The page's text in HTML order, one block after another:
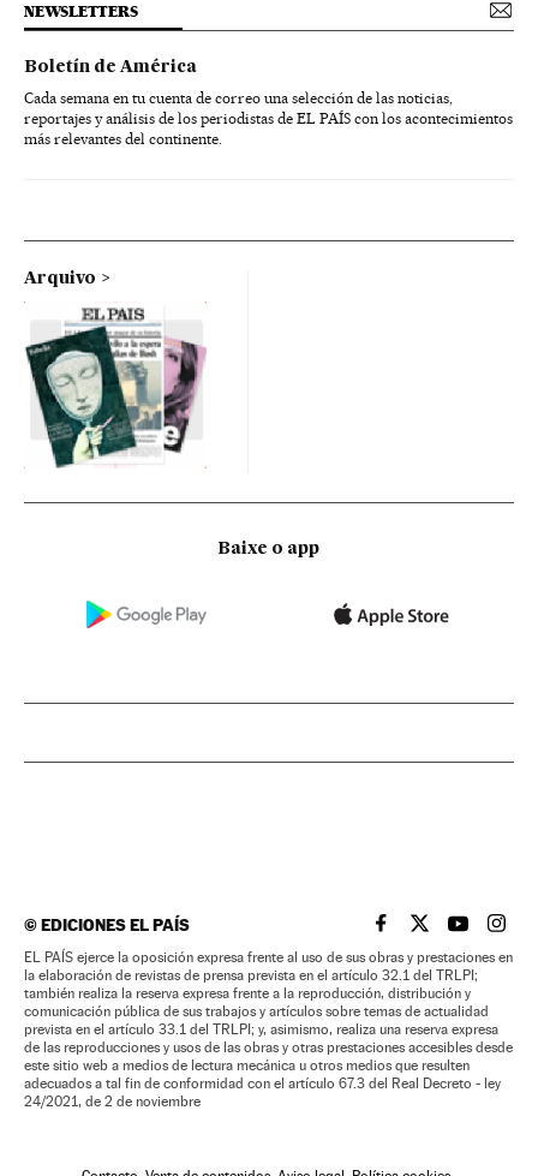
NEWSLETTERS
Boletín de América
Cada semana en tu cuenta de correo una selección de las noticias,
reportajes y análisis de los periodistas de EL PAÍS con los acontecimientos
más relevantes del continente.
Arquivo
Baixe o app
©EDICIONES EL PAÍS EL PAÍS BRASIL EN
EL PAÍSEL PAÍS
EL
EL PAÍS ejerce la oposición expresa frente al uso de sus obras y prestaciones en
la elaboración de revistas de prensa prevista en el artículo 32.1 del TRLPI;
también realiza la reserva expresa frente a la reproducción, distribución y
comunicación pública de sus trabajos y artículos sobre temas de actualidad
prevista en el artículo 33.1 del TRLPI; y, asimismo, realiza una reserva expresa
de las reproducciones y usos de las obras y otras prestaciones accesibles desde
este sitio web a medios de lectura mecánica u otros medios que resulten
adecuados a tal fin de conformidad con el artículo 67.3 del Real Decreto - ley
24/2021, de 2 de noviembre